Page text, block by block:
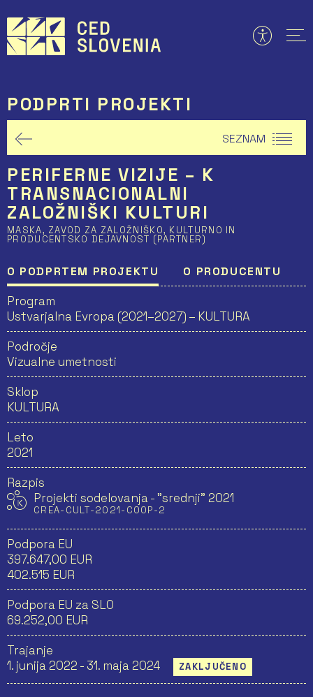
to
vsebine
PODPRTI PROJEKTI
SEZNAM
PERIFERNE VIZIJE – K
TRANSNACIONALNI
ZALOŽNIŠKI KULTURI
MASKA, ZAVOD ZA ZALOŽNIŠKO, KULTURNO IN
PRODUCENTSKO DEJAVNOST (PARTNER)
O PODPRTEM PROJEKTU O PRODUCENTU
Program
Ustvarjalna Evropa (2021–2027) – KULTURA
Področje
Vizualne umetnosti
Sklop
KULTURA
Leto
2021
Razpis
Projekti sodelovanja - "srednji" 2021
CREA-CULT-2021-COOP-2
Podpora EU
397.647,00 EUR
402.515 EUR
Podpora EU za SLO
69.252,00 EUR
Trajanje
1. junija 2022 - 31. maja 2024
ZAKLJUČENO